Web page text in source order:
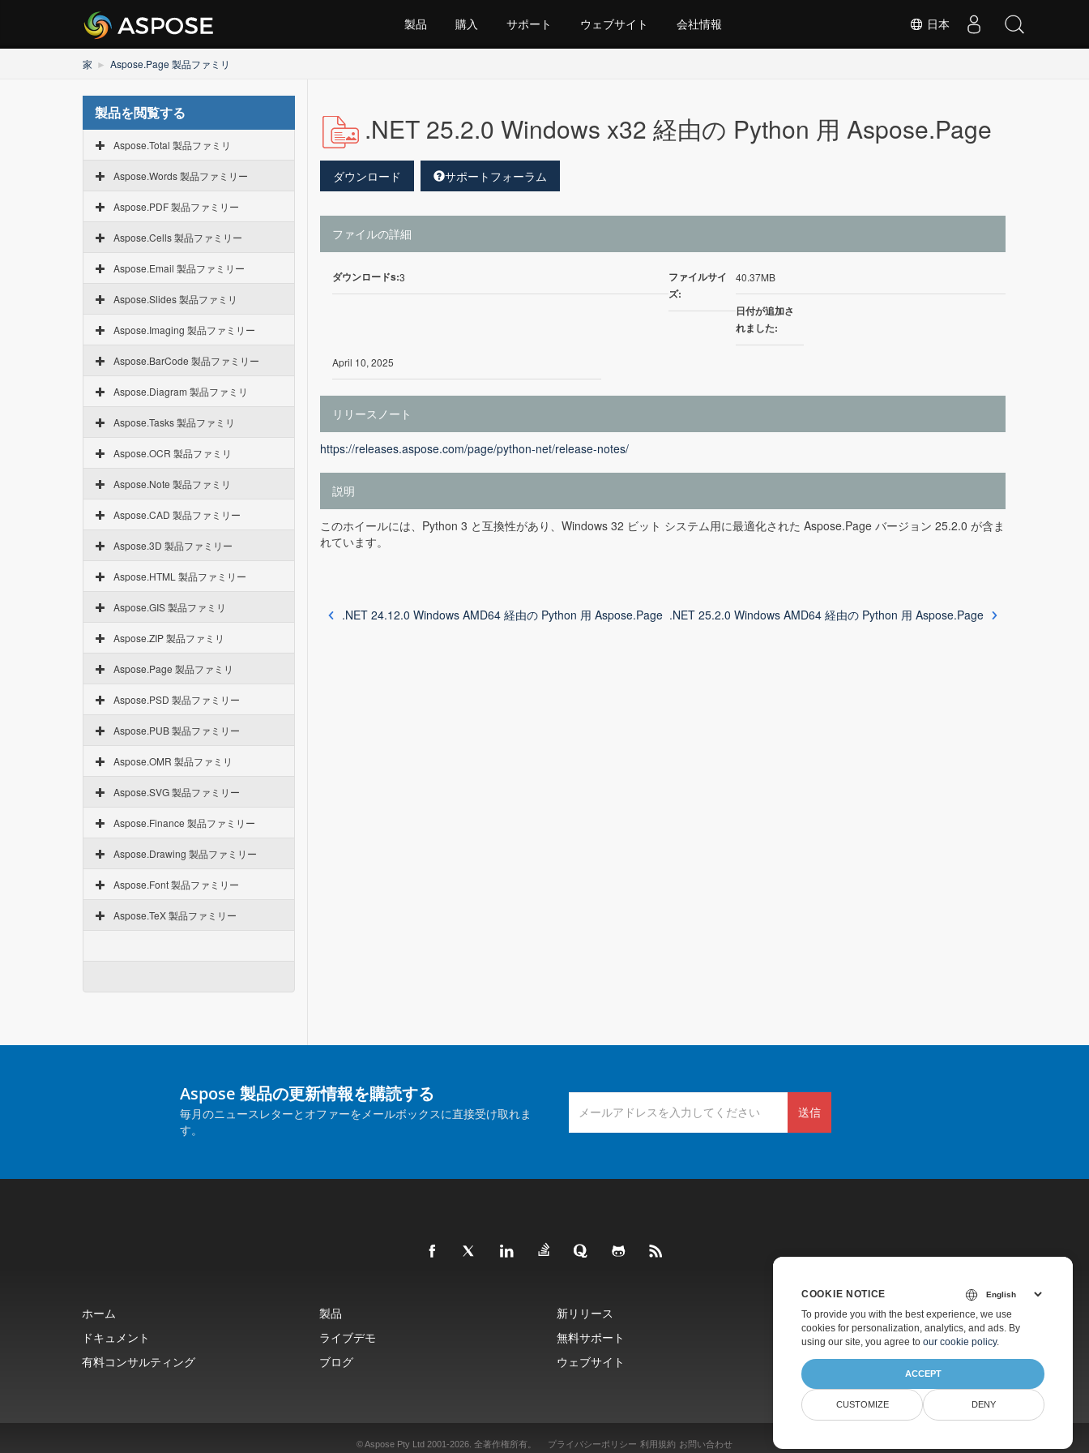
日本
製品 購入 サポート ウェブサイト 会社情報
家 Aspose.Page 製品ファミリ
製品を閲覧する
Aspose.Total 製品ファミリ
Aspose.Words 製品ファミリー
Aspose.PDF 製品ファミリー
Aspose.Cells 製品ファミリー
Aspose.Email 製品ファミリー
Aspose.Slides 製品ファミリ
Aspose.Imaging 製品ファミリー
Aspose.BarCode 製品ファミリー
Aspose.Diagram 製品ファミリ
Aspose.Tasks 製品ファミリ
Aspose.OCR 製品ファミリ
Aspose.Note 製品ファミリ
Aspose.CAD 製品ファミリー
Aspose.3D 製品ファミリー
Aspose.HTML 製品ファミリー
Aspose.GIS 製品ファミリ
Aspose.ZIP 製品ファミリ
Aspose.Page 製品ファミリ
Aspose.PSD 製品ファミリー
Aspose.PUB 製品ファミリー
Aspose.OMR 製品ファミリ
Aspose.SVG 製品ファミリー
Aspose.Finance 製品ファミリー
Aspose.Drawing 製品ファミリー
Aspose.Font 製品ファミリー
Aspose.TeX 製品ファミリー
.NET 25.2.0 Windows x32 経由の Python 用 Aspose.Page
ダウンロード サポートフォーラム
ファイルの詳細
ダウンロードs:3
ファイルサイ
ズ:
40.37MB
日付が追加さ
れました:
April 10, 2025
リリースノート
https://releases.aspose.com/page/python-net/release-notes/
説明
このホイールには、Python 3 と互換性があり、Windows 32 ビット システム用に最適化された Aspose.Page バージョン 25.2.0 が含ま
れています。
.NET 24.12.0 Windows AMD64 経由の Python 用 Aspose.Page .NET 25.2.0 Windows AMD64 経由の Python 用 Aspose.Page
Aspose 製品の更新情報を購読する
毎月のニュースレターとオファーをメールボックスに直接受け取れま
す。
送信
ホーム 製品 新リリース
価格
ドキュメント
ライブデモ 無料サポート
有料サポート
有料コンサルティング
ブログ ウェブサイト 会社情報
© Aspose Pty Ltd 2001-2026. 全著作権所有。 プライバシーポリシー 利用規約 お問い合わせ
COOKIE NOTICE
To provide you with the best experience, we use
cookies for personalization, analytics, and ads. By
using our site, you agree to our cookie policy.
ACCEPT
CUSTOMIZE DENY